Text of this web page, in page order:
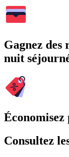
Gagnez des
nuit
Consultez